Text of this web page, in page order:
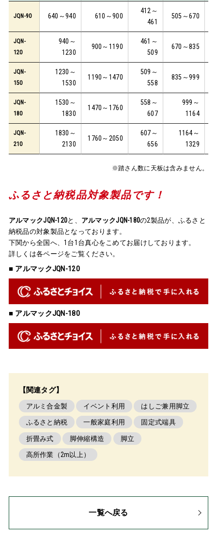
JQN-90 640～940 610～900
412～
461
505～670
JQN-
120
940～
1230
900～1190
461～
509
670～835
JQN-
150
1230～
1530
1190～1470
509～
558
835～999
JQN-
180
1530～
1830
1470～1760
558～
607
999～
1164
JQN-
210
1830～
2130
1760～2050
607～
656
1164～
1329
※踏さん数に天板は含みません。
ふるさと納税品対象製品です！
アルマックJQN-120と、 アルマックJQN-180の2製品が、ふるさと
納税品の対象製品となっております。
下関から全国へ、1台1台真心をこめてお届けしております。
詳しくは各ページをご覧ください。
■ アルマックJQN-120
■ アルマックJQN-180
【関連タグ】
アルミ合金製 イベント利用 はしご兼用脚立
ふるさと納税 一般家庭利用 固定式端具
折畳み式 脚伸縮構造 脚立
高所作業（2m以上）
一覧へ戻る